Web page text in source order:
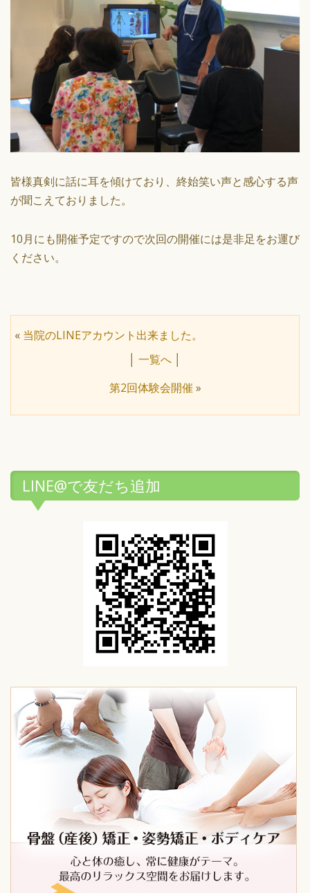
皆様真剣に話に耳を傾けており、終始笑い声と感心する声
が聞こえておりました。
10月にも開催予定ですので次回の開催には是非足をお運び
ください。
« 当院のLINEアカウント出来ました。
一覧へ
第2回体験会開催 »
LINE@で友だち追加